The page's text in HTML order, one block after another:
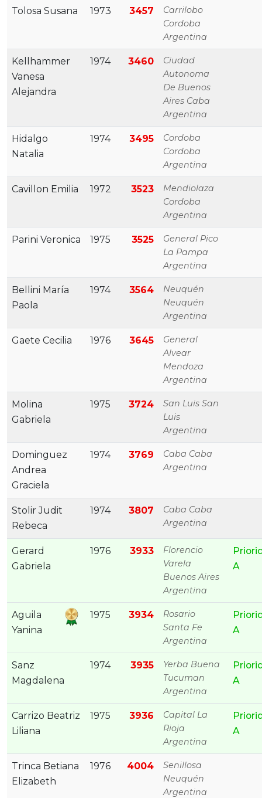
Tolosa Susana 1973 3457
Carrilobo
Cordoba
Argentina
Kellhammer
Vanesa
Alejandra
1974 3460
Ciudad
Autonoma
De Buenos
Aires Caba
Argentina
Hidalgo
Natalia
1974 3495
Cordoba
Cordoba
Argentina
Cavillon Emilia 1972 3523
Mendiolaza
Cordoba
Argentina
Parini Veronica 1975 3525
General Pico
La Pampa
Argentina
Bellini María
Paola
1974 3564
Neuquén
Neuquén
Argentina
Gaete Cecilia 1976 3645
General
Alvear
Mendoza
Argentina
Molina
Gabriela
1975 3724
San Luis San
Luis
Argentina
Dominguez
Andrea
Graciela
1974 3769
Caba Caba
Argentina
Stolir Judit
Rebeca
1974 3807
Caba Caba
Argentina
Gerard
Gabriela
1976 3933
Florencio
Varela
Buenos Aires
Argentina
A
Aguila
Yanina
1975 3934
Rosario
Santa Fe
Argentina
A
Sanz
Magdalena
1974 3935
Yerba Buena
Tucuman
Argentina
A
Carrizo Beatriz
Liliana
1975 3936
Capital La
Rioja
Argentina
A
Trinca Betiana
Elizabeth
1976 4004
Senillosa
Neuquén
Argentina